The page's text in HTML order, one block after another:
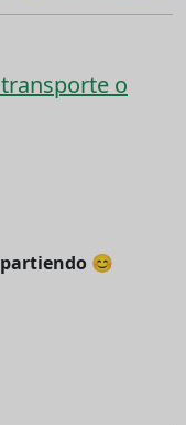
transporte o
😊